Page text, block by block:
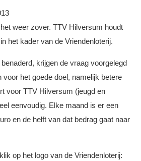
weer zover. TTV Hilversum houdt
het kader van de Vriendenloterij.
krijgen de vraag voorgelegd
voor het goede doel, namelijk betere
voor TTV Hilversum (jeugd en
eenvoudig. Elke maand is er een
en de helft van dat bedrag gaat naar
op het logo van de Vriendenloterij: